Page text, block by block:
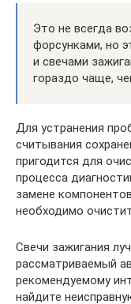
Это не всегда
форсунками, но
и свечами
гораздо чаще,
Для устранения
считывания
пригодится для
процесса
замене
необходимо
Свечи зажигания
рассматриваемый
рекомендуемому
найдите